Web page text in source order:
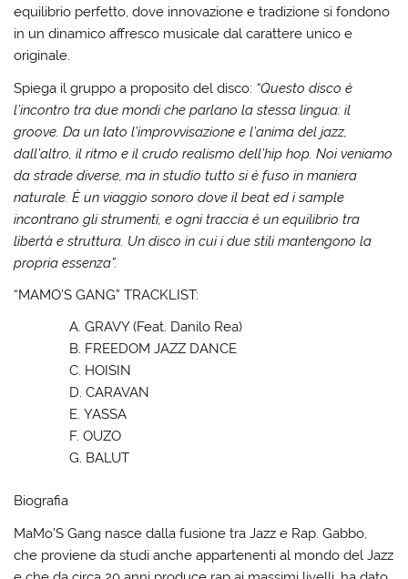
equilibrio perfetto, dove innovazione e tradizione si fondono
in un dinamico affresco musicale dal carattere unico e
originale.
Spiega il gruppo a proposito del disco: “Questo disco è
l’incontro tra due mondi che parlano la stessa lingua: il
groove. Da un lato l’improvvisazione e l’anima del jazz,
dall’altro, il ritmo e il crudo realismo dell’hip hop. Noi veniamo
da strade diverse, ma in studio tutto si è fuso in maniera
naturale. È un viaggio sonoro dove il beat ed i sample
incontrano gli strumenti, e ogni traccia è un equilibrio tra
libertà e struttura. Un disco in cui i due stili mantengono la
propria essenza”.
“MAMO’S GANG” TRACKLIST:
GRAVY (Feat. Danilo Rea)
FREEDOM JAZZ DANCE
HOISIN
CARAVAN
YASSA
OUZO
BALUT
Biografia
MaMo’S Gang nasce dalla fusione tra Jazz e Rap. Gabbo,
che proviene da studi anche appartenenti al mondo del Jazz